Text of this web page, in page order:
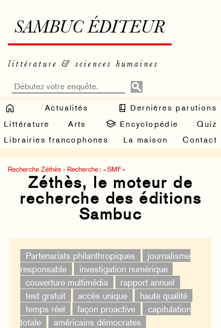
SAMBUC ÉDITEUR
littérature & sciences humaines
Actualités
Dernières parutions
Littérature
Arts Encyclopédie
Quiz
Librairies francophones
La maison Contact
Recherche Zéthès › Recherche : « SMF »
Zéthès, le moteur de
recherche des éditions
Sambuc
Partenariats philanthropiques
journalisme
responsable
investigation numérique
couverture multimédia
rapport annuel
test gratuit
accès unique
haute qualité
temps réel
façon proactive
capitulation
totale
américains démocrates